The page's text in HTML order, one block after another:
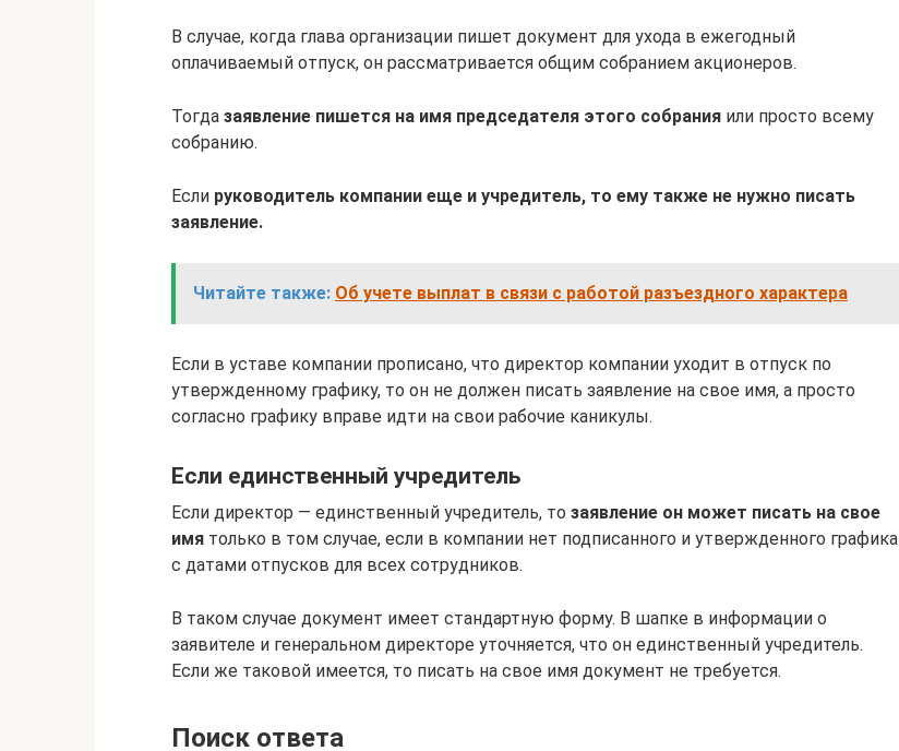
В случае, когда глава организации пишет документ для ухода в ежегодный
оплачиваемый отпуск, он рассматривается общим собранием акционеров.
Тогда заявление пишется на имя председателя этого собрания или просто всему
собранию.
Если руководитель компании еще и учредитель, то ему также не нужно писать
заявление.
Читайте также: Об учете выплат в связи с работой разъездного характера
Если в уставе компании прописано, что директор компании уходит в отпуск по
утвержденному графику, то он не должен писать заявление на свое имя, а просто
согласно графику вправе идти на свои рабочие каникулы.
Если единственный учредитель
Если директор — единственный учредитель, то заявление он может писать на свое
имя только в том случае, если в компании нет подписанного и утвержденного графика
с датами отпусков для всех сотрудников.
В таком случае документ имеет стандартную форму. В шапке в информации о
заявителе и генеральном директоре уточняется, что он единственный учредитель.
Если же таковой имеется, то писать на свое имя документ не требуется.
Поиск ответа